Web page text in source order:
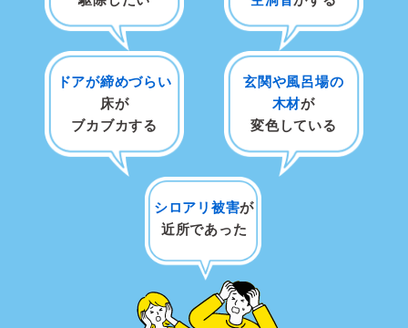
ドアが締めづらい
床が
ブカブカする
玄関や風呂場の
木材が
変色している
シロアリ被害が
近所であった